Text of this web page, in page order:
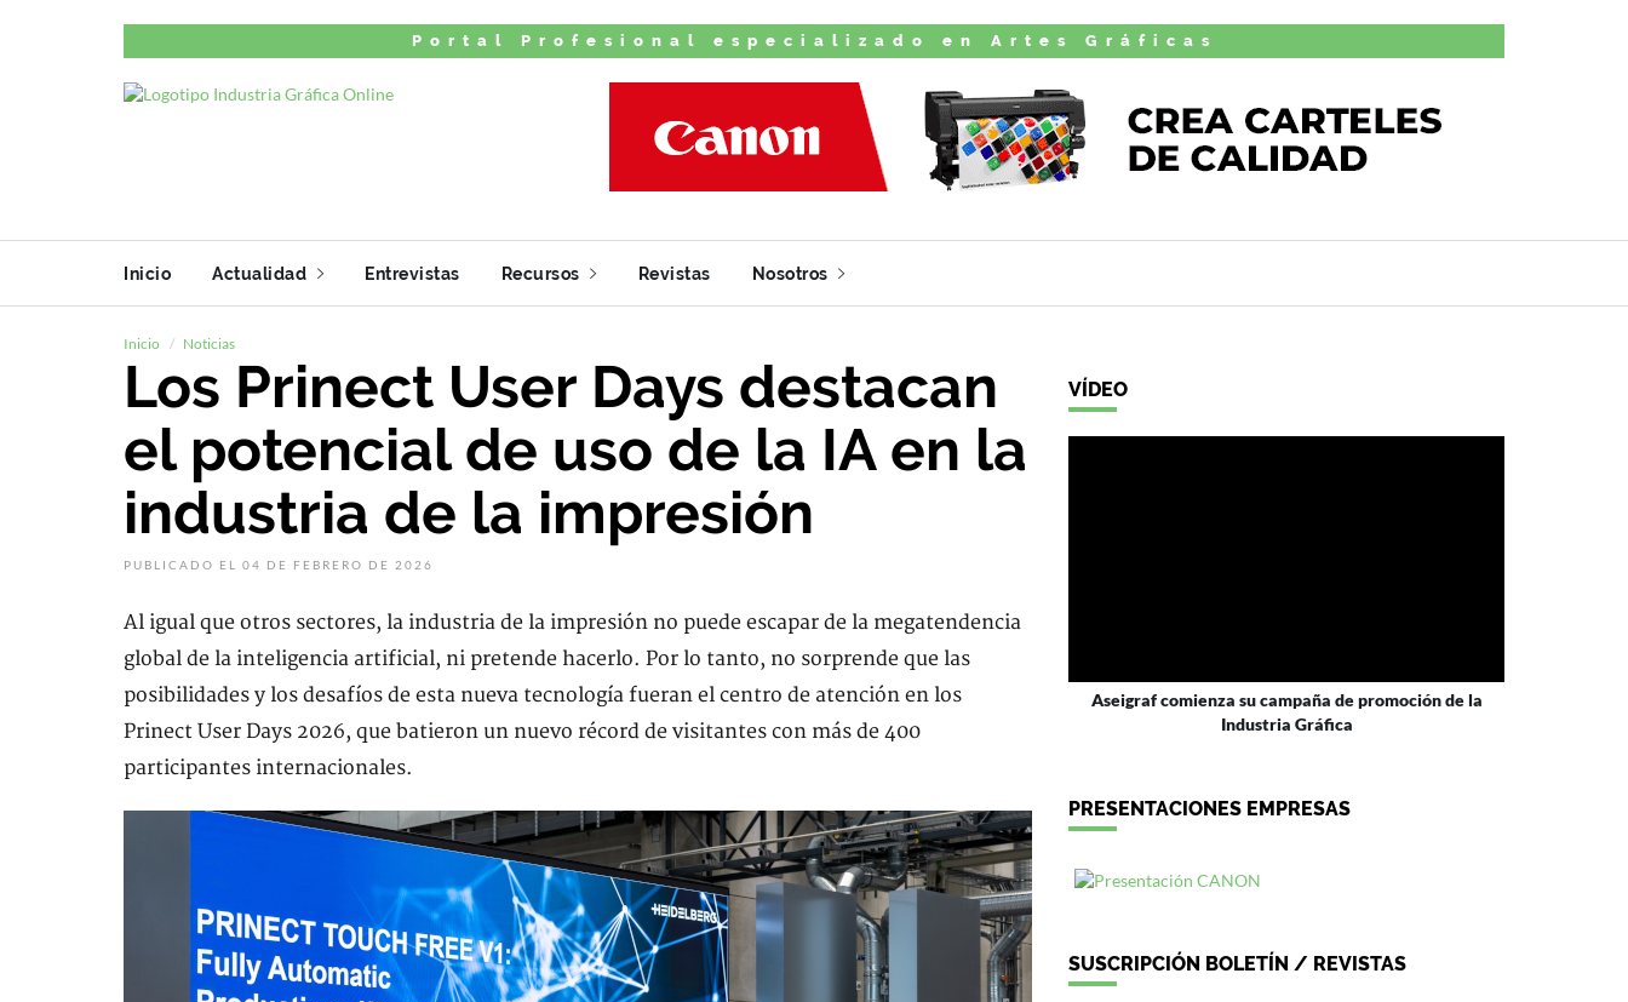
Portal Profesional especializado en Artes Gráficas
Inicio Actualidad Entrevistas Recursos Revistas Nosotros
Inicio Noticias
Los Prinect User Days destacan
el potencial de uso de la IA en la
industria de la impresión
PUBLICADO EL 04 DE FEBRERO DE 2026
Al igual que otros sectores, la industria de la impresión no puede escapar de la megatendencia
global de la inteligencia artificial, ni pretende hacerlo. Por lo tanto, no sorprende que las
posibilidades y los desafíos de esta nueva tecnología fueran el centro de atención en los
Prinect User Days 2026, que batieron un nuevo récord de visitantes con más de 400
participantes internacionales.
VÍDEO
Aseigraf comienza su campaña de promoción de la
Industria Gráfica
PRESENTACIONES EMPRESAS
SUSCRIPCIÓN BOLETÍN / REVISTAS